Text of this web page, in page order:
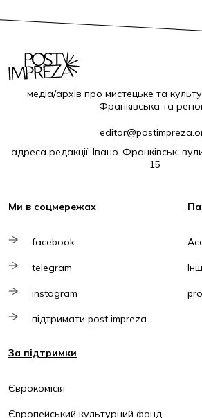
медіа/архів про мистецьке та
Франківська та
адреса редакції: Івано-Франківськ,
15
Ми в соцмережах
facebook
telegram
instagram
підтримати post impreza
За підтримки
Єврокомісія
Європейський культурний фонд